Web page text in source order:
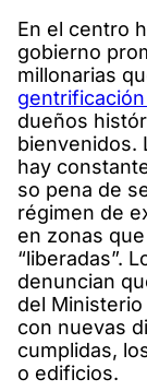
En el centro
gobierno
millonarias
dueños
bienvenidos.
hay
so pena de
régimen de
en zonas
“liberadas”.
denuncian
del
con nuevas
cumplidas,
o edificios.